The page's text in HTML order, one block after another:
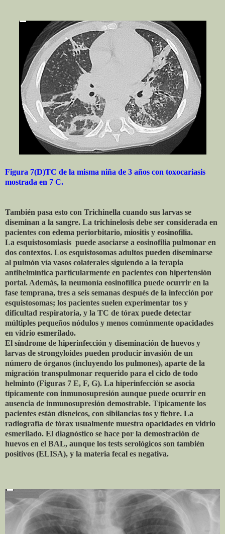
Figura 7(D)TC de la misma niña de 3 años con toxocariasis
mostrada en 7 C.
También pasa esto con Trichinella cuando sus larvas se
diseminan a la sangre. La trichinelosis debe ser considerada en
pacientes con edema periorbitario, miositis y eosinofilia.
La esquistosomiasis puede asociarse a eosinofilia pulmonar en
dos contextos. Los esquistosomas adultos pueden diseminarse
al pulmón vía vasos colaterales siguiendo a la terapia
antihelmíntica particularmente en pacientes con hipertensión
portal. Además, la neumonía eosinofílica puede ocurrir en la
fase temprana, tres a seis semanas después de la infección por
esquistosomas; los pacientes suelen experimentar tos y
dificultad respiratoria, y la TC de tórax puede detectar
múltiples pequeños nódulos y menos comúnmente opacidades
en vidrio esmerilado.
El síndrome de hiperinfección y diseminación de huevos y
larvas de strongyloides pueden producir invasión de un
número de órganos (incluyendo los pulmones), aparte de la
migración transpulmonar requerido para el ciclo de todo
helminto (Figuras 7 E, F, G). La hiperinfección se asocia
típicamente con inmunosupresión aunque puede ocurrir en
ausencia de inmunosupresión demostrable. Típicamente los
pacientes están disneicos, con sibilancias tos y fiebre. La
radiografía de tórax usualmente muestra opacidades en vidrio
esmerilado. El diagnóstico se hace por la demostración de
huevos en el BAL, aunque los tests serológicos son también
positivos (ELISA), y la materia fecal es negativa.